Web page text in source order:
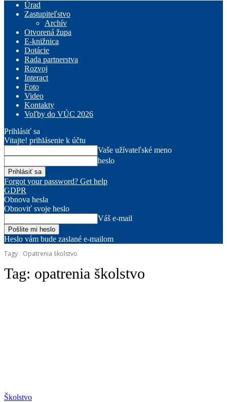
Úrad
Zastupiteľstvo
Archív
Otvorená župa
E-knižnica
Dotácie
Rada partnerstva
Rozvoj
Interact
Foto
Video
Kontakty
Voľby do VÚC 2026
Prihlásiť sa
Vitajte! prihlásenie k účtu
Vaše užívateľské meno
heslo
Forgot your password? Get help
GDPR
Obnova hesla
Obnoviť svoje heslo
Váš e-mail
Heslo vám bude zaslané e-mailom
Tagy
Opatrenia školstvo
Tag: opatrenia školstvo
Školstvo